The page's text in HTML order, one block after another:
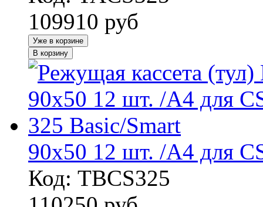
109910 руб
Уже в корзине
В корзину
90x50 12 шт. /А4 для
Код: TBCS325